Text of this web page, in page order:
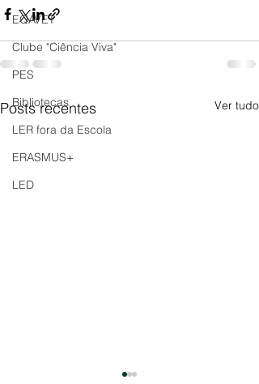
EQAVET
Clube "Ciência Viva"
PES
Bibliotecas
LER fora da Escola
ERASMUS+
LED
Posts recentes Ver tudo